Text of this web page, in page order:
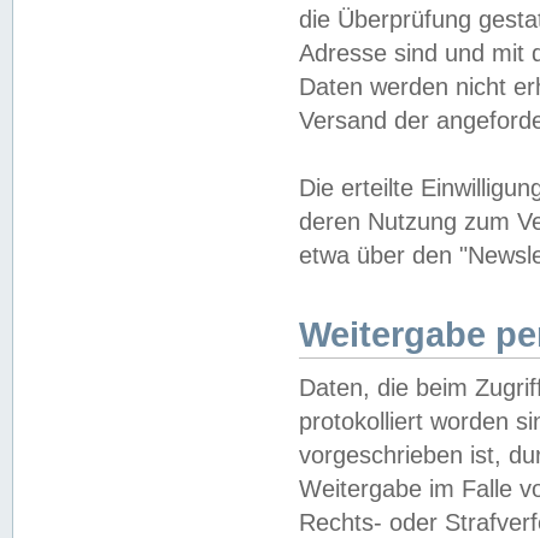
die Überprüfung
Adresse sind und mit
Daten werden nicht
Versand der
Die erteilte
deren Nutzung zum
etwa über den
Weitergabe
Daten, die beim
protokolliert worden
vorgeschrieben ist,
Weitergabe im Falle
Rechts- oder